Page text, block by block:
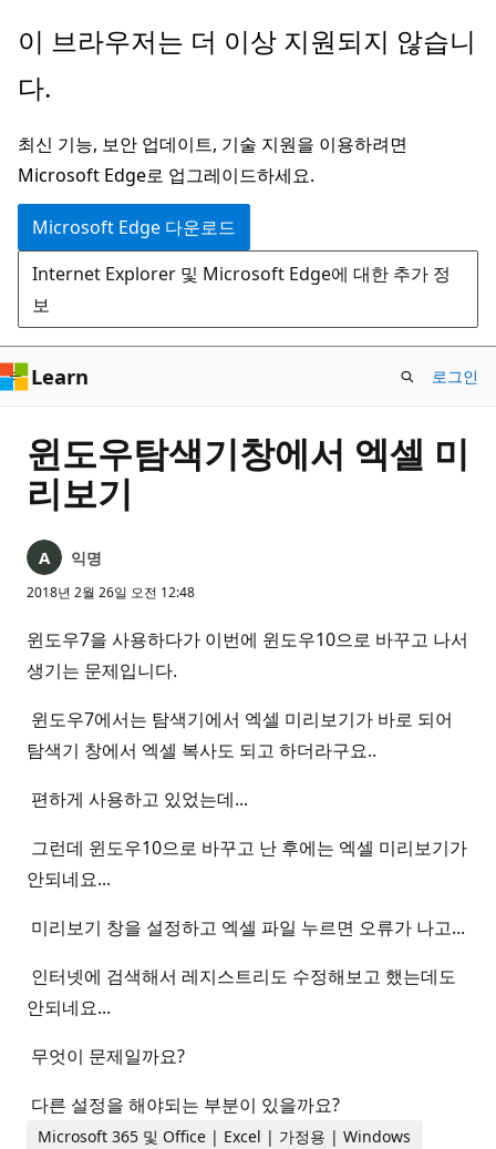
주
콘
츠
로
건
너
뛰
기
이 브라우저는 더 이상 지원되지 않습니
다.
최신 기능, 보안 업데이트, 기술 지원을 이용하려면
Microsoft Edge로 업그레이드하세요.
Microsoft Edge 다운로드
Internet Explorer 및 Microsoft Edge에 대한 추가 정
보
Learn 로그인
윈도우탐색기창에서 엑셀 미
리보기
익명
2018년 2월 26일 오전 12:48
윈도우7을 사용하다가 이번에 윈도우10으로 바꾸고 나서
생기는 문제입니다.
윈도우7에서는 탐색기에서 엑셀 미리보기가 바로 되어
탐색기 창에서 엑셀 복사도 되고 하더라구요..
편하게 사용하고 있었는데...
그런데 윈도우10으로 바꾸고 난 후에는 엑셀 미리보기가
안되네요...
미리보기 창을 설정하고 엑셀 파일 누르면 오류가 나고...
인터넷에 검색해서 레지스트리도 수정해보고 했는데도
안되네요...
무엇이 문제일까요?
다른 설정을 해야되는 부분이 있을까요?
Microsoft 365 및 Office | Excel | 가정용 | Windows